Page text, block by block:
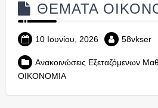
ΘΕΜΑΤΑ
10 Ιουνίου, 2026 58vkser
Ανακοινώσεις Εξεταζόμενων
ΟΙΚΟΝΟΜΙΑ